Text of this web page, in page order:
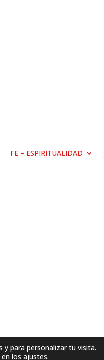
FE – ESPIRITUALIDAD
y para personalizar tu visita.
los ajustes.